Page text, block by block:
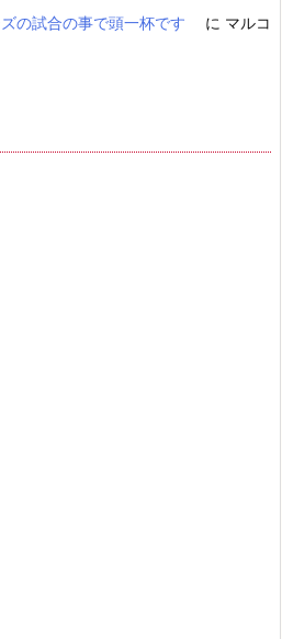
の試合の事で頭一杯です
に マルコ